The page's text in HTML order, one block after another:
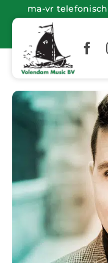
naar
ma-vr